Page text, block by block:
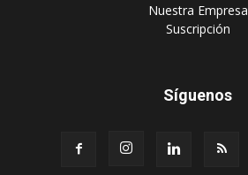
‎Nuestra Empresa
‎Suscripción
Síguenos